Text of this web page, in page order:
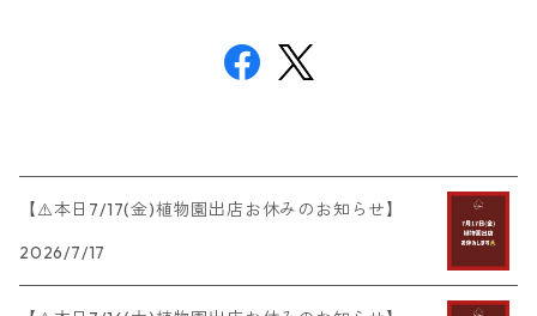
【⚠️本日7/17(金)植物園出店お休みのお知らせ】
2026/7/17